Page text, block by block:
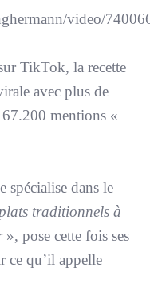
video/
TikTok, la recette
avec plus de
mentions «
dans le
traditionnels à
», pose cette fois ses
ce qu’il appelle